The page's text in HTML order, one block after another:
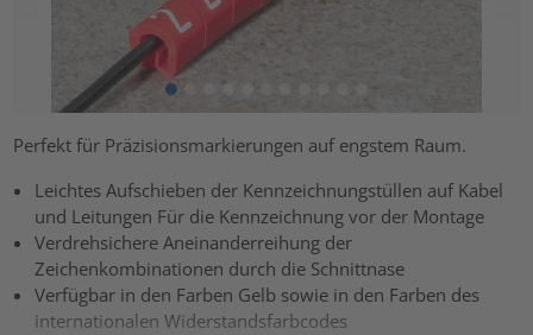
Perfekt für Präzisionsmarkierungen auf engstem Raum.
Leichtes Aufschieben der Kennzeichnungstüllen auf Kabel
und Leitungen Für die Kennzeichnung vor der Montage
Verdrehsichere Aneinanderreihung der
Zeichenkombinationen durch die Schnittnase
Verfügbar in den Farben Gelb sowie in den Farben des
internationalen Widerstandsfarbcodes